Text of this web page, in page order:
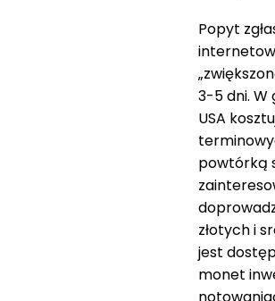
Popyt
3-5 dni. W
USA
powtórką
złotych i
jest
monet